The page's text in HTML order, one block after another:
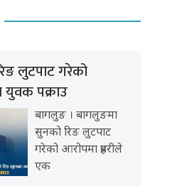
लुटपाट गरेको
युवक पक्राउ
बागलुङ । बागलुङमा
सुनको रिङ लुटपाट
गरेको आरोपमा प्रहरीले
एक